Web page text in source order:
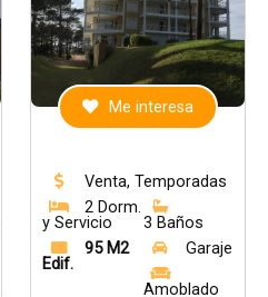
Registro
Me interesa
Venta, Temporadas
2 Dorm.
y Servicio
3 Baños
95 M2
Edif.
Garaje
Amoblado